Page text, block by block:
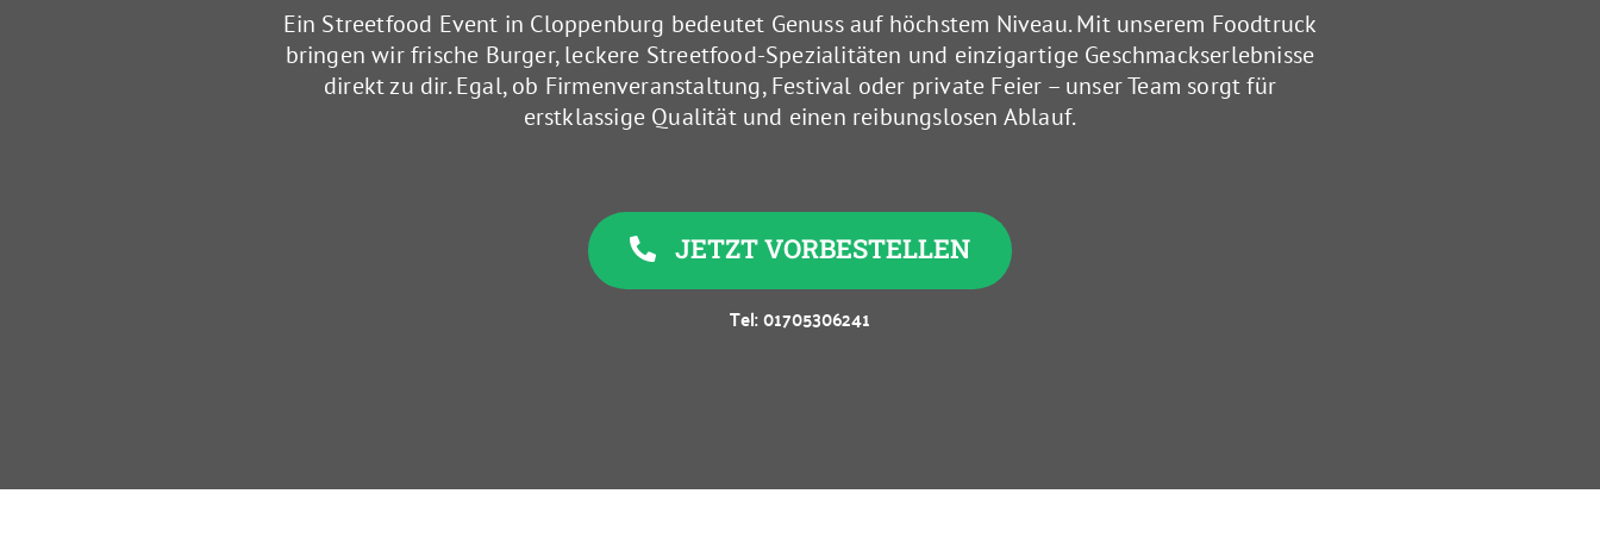
Ein Streetfood Event in Cloppenburg bedeutet Genuss auf höchstem Niveau. Mit unserem Foodtruck
bringen wir frische Burger, leckere Streetfood-Spezialitäten und einzigartige Geschmackserlebnisse
direkt zu dir. Egal, ob Firmenveranstaltung, Festival oder private Feier – unser Team sorgt für
erstklassige Qualität und einen reibungslosen Ablauf.
JETZT VORBESTELLEN
Tel: 01705306241